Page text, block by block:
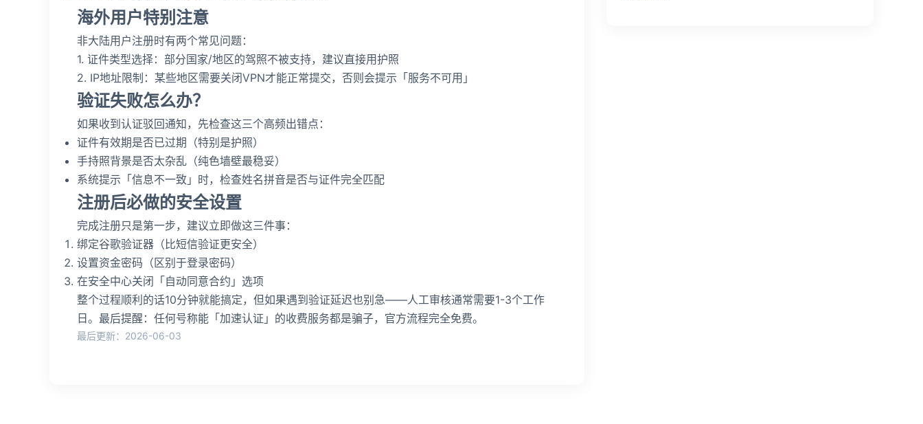
海外用户特别注意
非大陆用户注册时有两个常见问题：
1. 证件类型选择：部分国家/地区的驾照不被支持，建议直接用护照
2. IP地址限制：某些地区需要关闭VPN才能正常提交，否则会提示「服务不可用」
验证失败怎么办？
如果收到认证驳回通知，先检查这三个高频出错点：
证件有效期是否已过期（特别是护照）
手持照背景是否太杂乱（纯色墙壁最稳妥）
系统提示「信息不一致」时，检查姓名拼音是否与证件完全匹配
注册后必做的安全设置
完成注册只是第一步，建议立即做这三件事：
绑定谷歌验证器（比短信验证更安全）
设置资金密码（区别于登录密码）
在安全中心关闭「自动同意合约」选项
整个过程顺利的话10分钟就能搞定，但如果遇到验证延迟也别急——人工审核通常需要1-3个工作
日。最后提醒：任何号称能「加速认证」的收费服务都是骗子，官方流程完全免费。
最后更新：2026-06-03